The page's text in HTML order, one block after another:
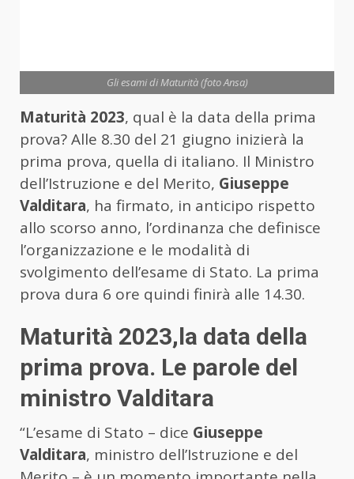
Gli esami di Maturità (foto Ansa)
Maturità 2023, qual è la data della prima
prova? Alle 8.30 del 21 giugno inizierà la
prima prova, quella di italiano. Il Ministro
dell’Istruzione e del Merito, Giuseppe
Valditara, ha firmato, in anticipo rispetto
allo scorso anno, l’ordinanza che definisce
l’organizzazione e le modalità di
svolgimento dell’esame di Stato. La prima
prova dura 6 ore quindi finirà alle 14.30.
Maturità 2023,la data della
prima prova. Le parole del
ministro Valditara
“L’esame di Stato – dice Giuseppe
Valditara, ministro dell’Istruzione e del